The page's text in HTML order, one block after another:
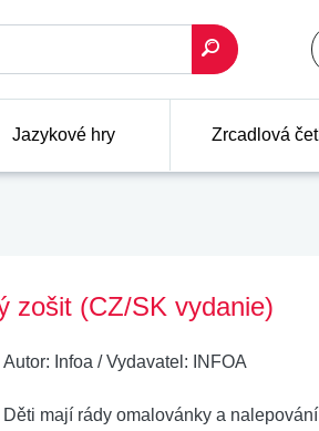
Jazykové hry Zrcadlová
zošit (CZ/SK vydanie)
Autor: Infoa /Vydavatel: INFOA
Děti mají rády omalovánky a